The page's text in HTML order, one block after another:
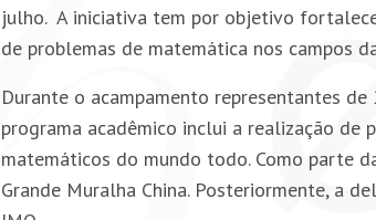
julho. A iniciativa tem por objetivo
de problemas de matemática nos campos
Durante o acampamento representantes
programa acadêmico inclui a realização de
matemáticos do mundo todo. Como parte
Grande Muralha China. Posteriormente, a